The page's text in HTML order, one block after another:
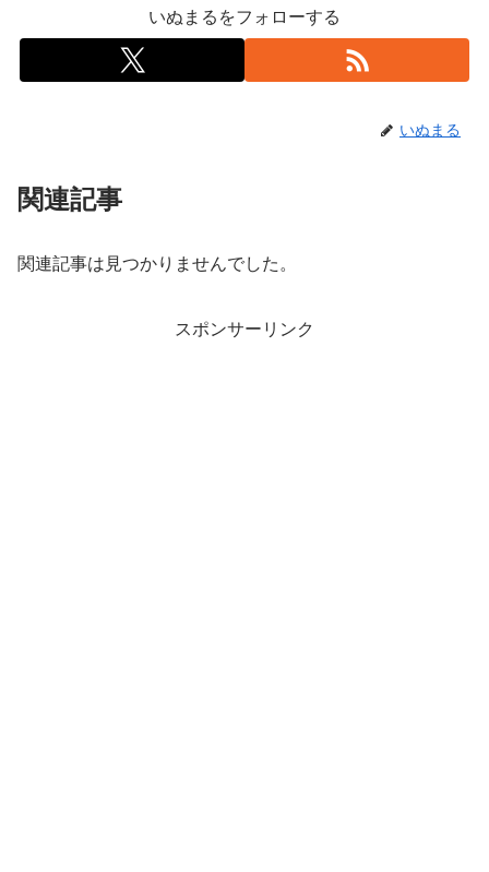
いぬまるをフォローする
いぬまる
関連記事
関連記事は見つかりませんでした。
スポンサーリンク